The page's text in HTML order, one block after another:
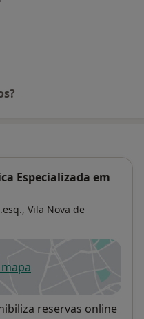
Especializada em
Vila Nova de
num novo separador
reservas online